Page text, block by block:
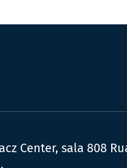
Center, sala 808